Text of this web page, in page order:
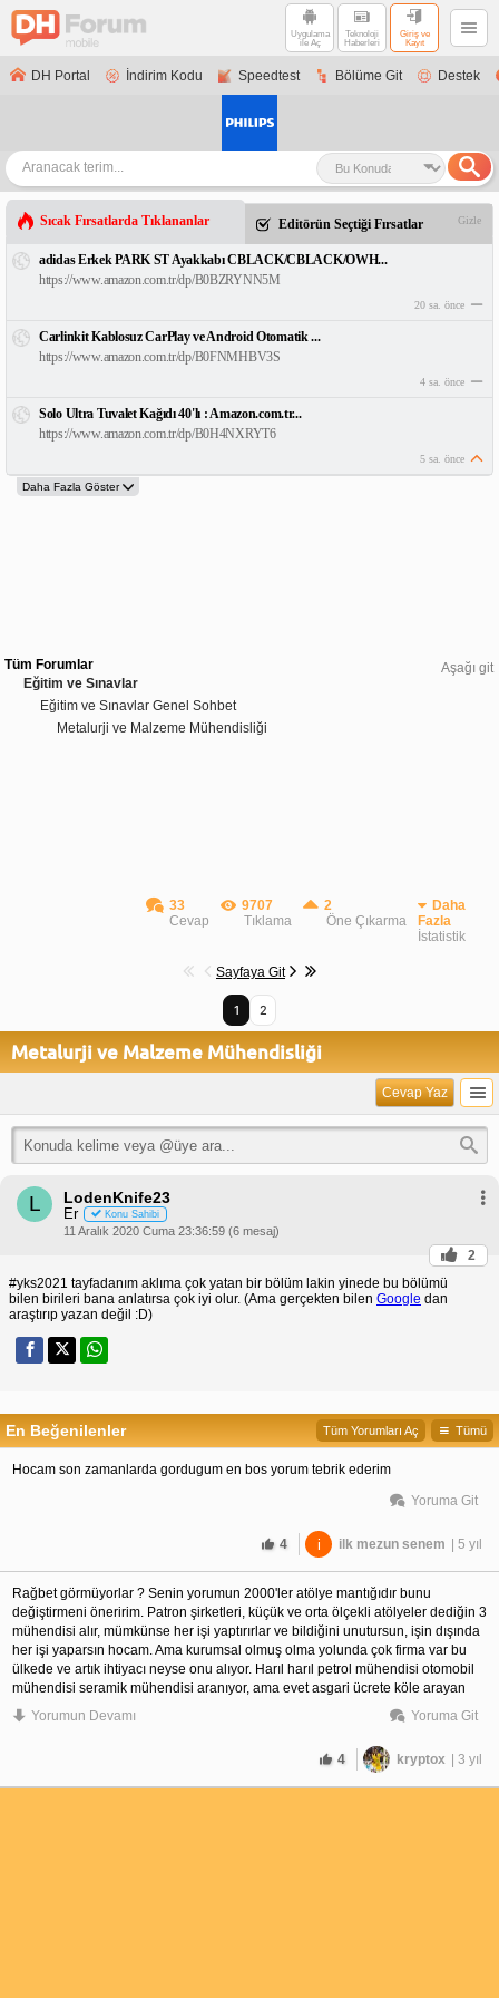
Uygulama
ile Aç
Teknoloji
Haberleri
Giriş ve
Kayıt
DH Portal İndirim Kodu Speedtest Bölüme Git Destek
Sıcak Fırsatlarda Tıklananlar Editörün Seçtiği Fırsatlar Gizle
adidas Erkek PARK ST Ayakkabı CBLACK/CBLACK/OWH...
https://www.amazon.com.tr/dp/B0BZRYNN5M
20 sa. önce
Carlinkit Kablosuz CarPlay ve Android Otomatik ...
https://www.amazon.com.tr/dp/B0FNMHBV3S
4 sa. önce
Solo Ultra Tuvalet Kağıdı 40'lı : Amazon.com.tr...
https://www.amazon.com.tr/dp/B0H4NXRYT6
5 sa. önce
Aşağı git
Tüm Forumlar
Eğitim ve Sınavlar
Eğitim ve Sınavlar Genel Sohbet
Metalurji ve Malzeme Mühendisliği
33
Cevap
9707
Tıklama
2
Öne Çıkarma
Daha
Fazla
İstatistik
Sayfaya Git
1 2
Metalurji ve Malzeme Mühendisliği
Cevap Yaz
L LodenKnife23
Er Konu Sahibi
11 Aralık 2020 Cuma 23:36:59 (6 mesaj)
2
#yks2021 tayfadanım aklıma çok yatan bir bölüm lakin yinede bu bölümü
bilen birileri bana anlatırsa çok iyi olur. (Ama gerçekten bilen Google dan
araştırıp yazan değil :D)
En Beğenilenler Tümü
Tüm Yorumları Aç
Hocam son zamanlarda gordugum en bos yorum tebrik ederim
Yoruma Git
4 i ilk mezun senem | 5 yıl
Rağbet görmüyorlar ? Senin yorumun 2000'ler atölye mantığıdır bunu
değiştirmeni öneririm. Patron şirketleri, küçük ve orta ölçekli atölyeler dediğin 3
mühendisi alır, mümkünse her işi yaptırırlar ve bildiğini unutursun, işin dışında
her işi yaparsın hocam. Ama kurumsal olmuş olma yolunda çok firma var bu
ülkede ve artık ihtiyacı neyse onu alıyor. Harıl harıl petrol mühendisi otomobil
mühendisi seramik mühendisi aranıyor, ama evet asgari ücrete köle arayan
sözde firmalar alır 2 makine mühendisi kalitecide yapar üretimci de yapar. Ben
metalürji ve malzeme mühendisiyim, öyle ODTÜ felan değil Eskişehir
Osmangazi üniversitesi mezunuyum. Mezun olmadan işe girdim açıkçası 10 dk
iş aramadım. 2.5 yıldır çalışıyorum sanırım senin gezmediğin şehir kadar ülke
Yorumun Devamı Yoruma Git
4 kryptox | 3 yıl